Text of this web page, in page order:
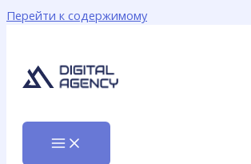
Перейти к содержимому